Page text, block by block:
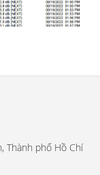
Thành phố Hồ Chí